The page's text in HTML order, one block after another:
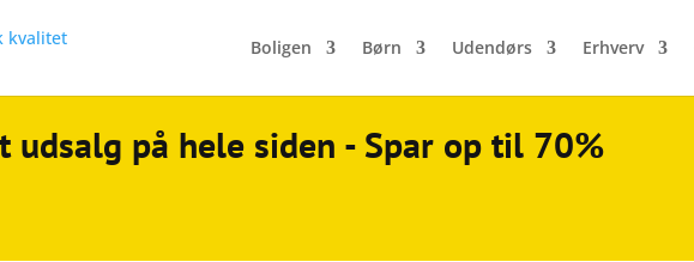
Boligen Børn Udendørs Erhverv
udsalg på hele siden - Spar op til 70%